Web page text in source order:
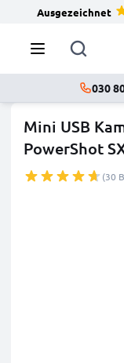
Ausgezeichnet
030
Mini USB
PowerShot
(30